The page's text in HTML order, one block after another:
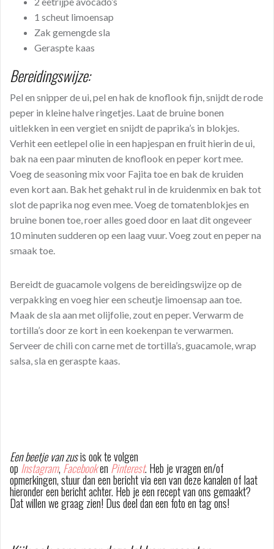
1 scheut limoensap
Zak gemengde sla
Geraspte kaas
Bereidingswijze:
Pel en snipper de ui, pel en hak de knoflook fijn, snijdt de rode
peper in kleine halve ringetjes. Laat de bruine bonen
uitlekken in een vergiet en snijdt de paprika’s in blokjes.
Verhit een eetlepel olie in een hapjespan en fruit hierin de ui,
bak na een paar minuten de knoflook en peper kort mee.
Voeg de seasoning mix voor Fajita toe en bak de kruiden
even kort aan. Bak het gehakt rul in de kruidenmix en bak tot
slot de paprika nog even mee. Voeg de tomatenblokjes en
bruine bonen toe, roer alles goed door en laat dit ongeveer
10 minuten sudderen op een laag vuur. Voeg zout en peper na
smaak toe.
Bereidt de guacamole volgens de bereidingswijze op de
verpakking en voeg hier een scheutje limoensap aan toe.
Maak de sla aan met olijfolie, zout en peper. Verwarm de
tortilla’s door ze kort in een koekenpan te verwarmen.
Serveer de chili con carne met de tortilla’s, guacamole, wrap
salsa, sla en geraspte kaas.
Een beetje van zusis ook te volgen
op Instagram, Facebooken Pinterest. Heb je vragen en/of
opmerkingen, stuur dan een bericht via een van deze kanalen of laat
hieronder een bericht achter. Heb je een recept van ons gemaakt?
Dat willen we graag zien! Dus deel dan een foto en tag ons!